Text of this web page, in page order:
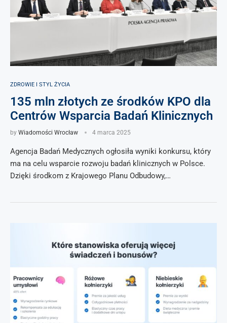
ZDROWIE I STYL ŻYCIA
135 mln złotych ze środków KPO dla
Centrów Wsparcia Badań Klinicznych
by Wiadomości Wrocław 4 marca 2025
Agencja Badań Medycznych ogłosiła wyniki konkursu, który
ma na celu wsparcie rozwoju badań klinicznych w Polsce.
Dzięki środkom z Krajowego Planu Odbudowy,…